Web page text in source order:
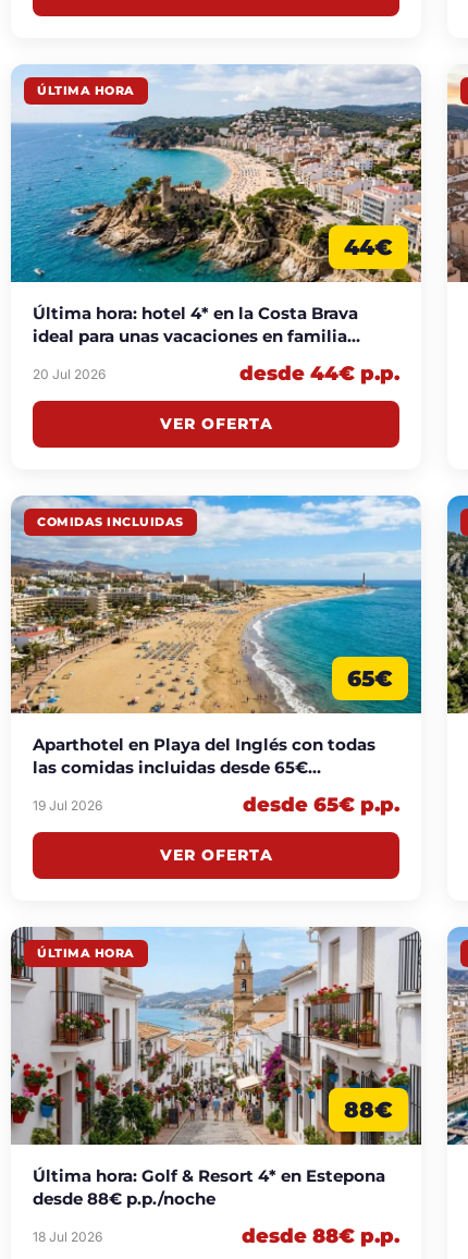
ÚLTIMA HORA
44€
Última hora: hotel 4* en la Costa Brava
ideal para unas vacaciones en familia
20 Jul 2026 desde 44€ p.p.
VER OFERTA
COMIDAS INCLUIDAS
65€
Aparthotel en Playa del Inglés con todas
las comidas incluidas desde 65€
19 Jul 2026 desde 65€ p.p.
VER OFERTA
ÚLTIMA HORA
88€
Última hora: Golf & Resort 4* en Estepona
desde 88€ p.p./noche
18 Jul 2026 desde 88€ p.p.